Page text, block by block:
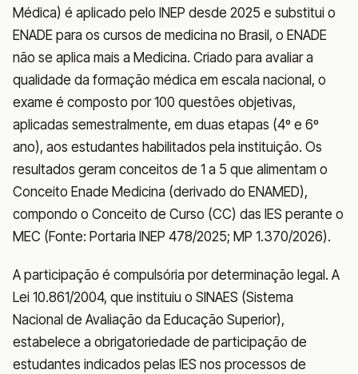
Médica) é aplicado pelo INEP desde 2025 e substitui o
ENADE para os cursos de medicina no Brasil, o ENADE
não se aplica mais a Medicina. Criado para avaliar a
qualidade da formação médica em escala nacional, o
exame é composto por 100 questões objetivas,
aplicadas semestralmente, em duas etapas (4º e 6º
ano), aos estudantes habilitados pela instituição. Os
resultados geram conceitos de 1 a 5 que alimentam o
Conceito Enade Medicina (derivado do ENAMED),
compondo o Conceito de Curso (CC) das IES perante o
MEC (Fonte: Portaria INEP 478/2025; MP 1.370/2026).
A participação é compulsória por determinação legal. A
Lei 10.861/2004, que instituiu o SINAES (Sistema
Nacional de Avaliação da Educação Superior),
estabelece a obrigatoriedade de participação de
estudantes indicados pelas IES nos processos de